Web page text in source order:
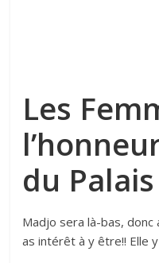
Les
du
Madjo sera là-bas,
as intérêt à y être!! Elle